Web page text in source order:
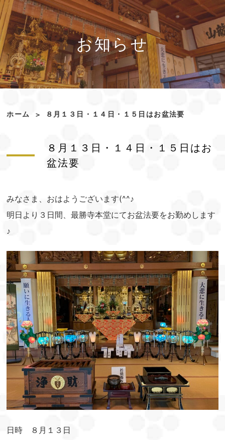
お知らせ
ホーム ８月１３日・１４日・１５日はお盆法要
８月１３日・１４日・１５日はお
盆法要
みなさま、おはようございます(^^♪
明日より３日間、最勝寺本堂にてお盆法要をお勤めします
♪
日時 ８月１３日